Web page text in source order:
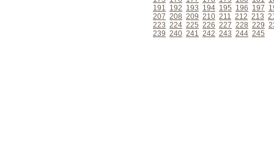
191 192 193 194 195 196 197
207 208 209 210 211 212 213
223 224 225 226 227 228 229
239 240 241 242 243 244 245